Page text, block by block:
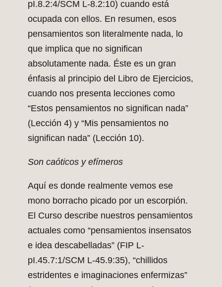
pI.8.2:4/SCM L-8.2:10) cuando está
ocupada con ellos. En resumen, esos
pensamientos son literalmente nada, lo
que implica que no significan
absolutamente nada. Éste es un gran
énfasis al principio del Libro de Ejercicios,
cuando nos presenta lecciones como
“Estos pensamientos no significan nada”
(Lección 4) y “Mis pensamientos no
significan nada” (Lección 10).
Son caóticos y efímeros
Aquí es donde realmente vemos ese
mono borracho picado por un escorpión.
El Curso describe nuestros pensamientos
actuales como “pensamientos insensatos
e idea descabelladas” (FIP L-
pI.45.7:1/SCM L-45.9:35), “chillidos
estridentes e imaginaciones enfermizas”